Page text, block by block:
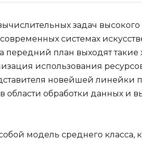
задач высокого
системах
передний план выходят такие
использования
новейшей линейки
области обработки данных и
модель среднего класса,